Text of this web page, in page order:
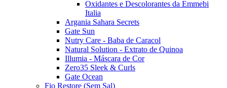
Oxidantes e Descolorantes da Emmebi
Italia
Argania Sahara Secrets
Gate Sun
Nutry Care - Baba de Caracol
Natural Solution - Extrato de Quinoa
Illumia - Máscara de Cor
Zero35 Sleek & Curls
Gate Ocean
Fio Restore (Sem Sal)